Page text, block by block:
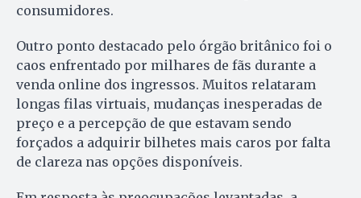
consumidores.
Outro ponto destacado pelo órgão britânico foi o
caos enfrentado por milhares de fãs durante a
venda online dos ingressos. Muitos relataram
longas filas virtuais, mudanças inesperadas de
preço e a percepção de que estavam sendo
forçados a adquirir bilhetes mais caros por falta
de clareza nas opções disponíveis.